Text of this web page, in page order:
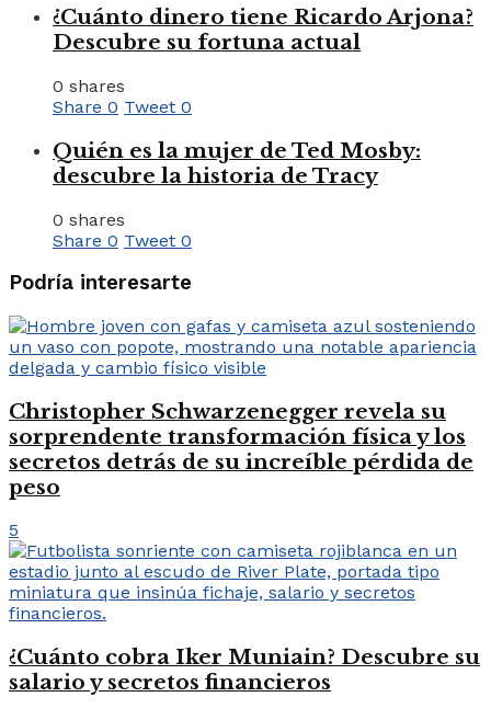
¿Cuánto dinero tiene Ricardo Arjona?
Descubre su fortuna actual
0 shares
Share 0 Tweet 0
Quién es la mujer de Ted Mosby:
descubre la historia de Tracy
0 shares
Share 0 Tweet 0
Podría interesarte
Christopher Schwarzenegger revela su
sorprendente transformación física y los
secretos detrás de su increíble pérdida de
peso
5
¿Cuánto cobra Iker Muniain? Descubre su
salario y secretos financieros